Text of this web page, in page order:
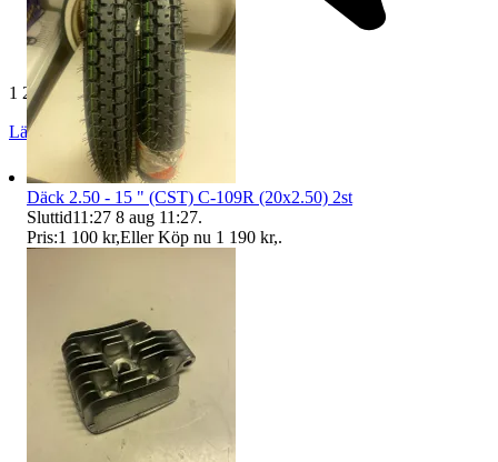
1 218 omdömen
Läs omdömen Följ
Däck 2.50 - 15 " (CST) C-109R (20x2.50) 2st
Sluttid11:27 8 aug 11:27.
Pris:1 100 kr,Eller Köp nu 1 190 kr,.